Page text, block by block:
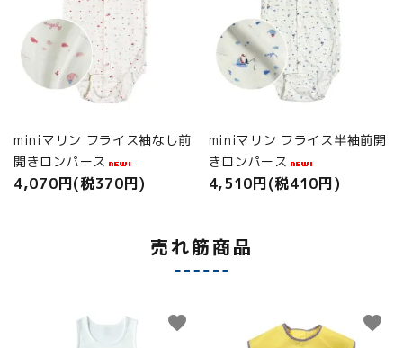
miniマリン フライス袖なし前
開きロンパース
4,070円(税370円)
miniマリン フライス半袖前開
きロンパース
4,510円(税410円)
売れ筋商品
favorite favorite